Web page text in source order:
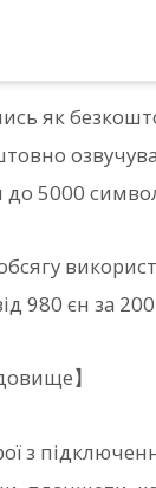
як
до 5000
980 єн за
】
з